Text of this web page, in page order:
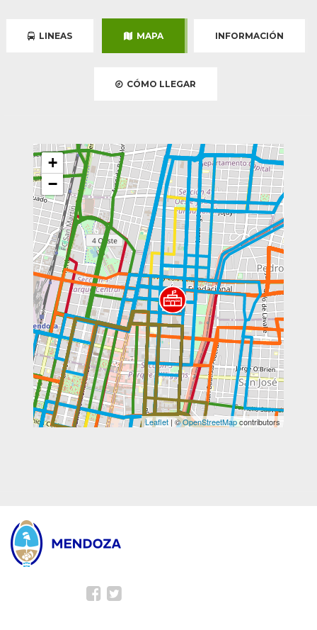
LINEAS MAPA INFORMACIÓN
CÓMO LLEGAR
+
−
Leaflet | ©OpenStreetMapcontributors